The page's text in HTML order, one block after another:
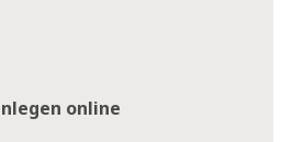
online